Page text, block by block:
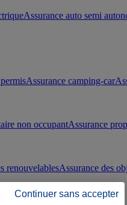
Assurance auto semi
Assurance camping-car
non occupantAssurance
renouvelablesAssurance des
Continuer sans accepter